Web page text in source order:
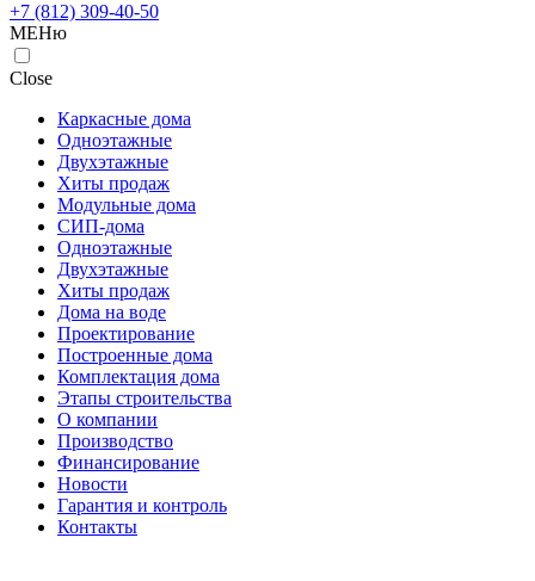
+7 (812) 309-40-50
МЕНю
Close
Каркасные дома
Одноэтажные
Двухэтажные
Хиты продаж
Модульные дома
СИП-дома
Одноэтажные
Двухэтажные
Хиты продаж
Дома на воде
Проектирование
Построенные дома
Комплектация дома
Этапы строительства
О компании
Производство
Финансирование
Новости
Гарантия и контроль
Контакты